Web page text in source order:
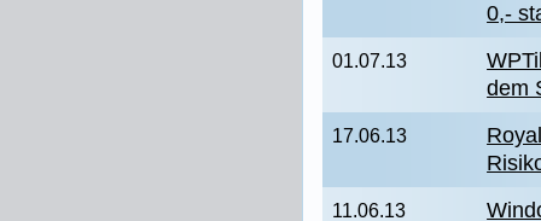
0,-
01.07.13
dem
17.06.13
11.06.13